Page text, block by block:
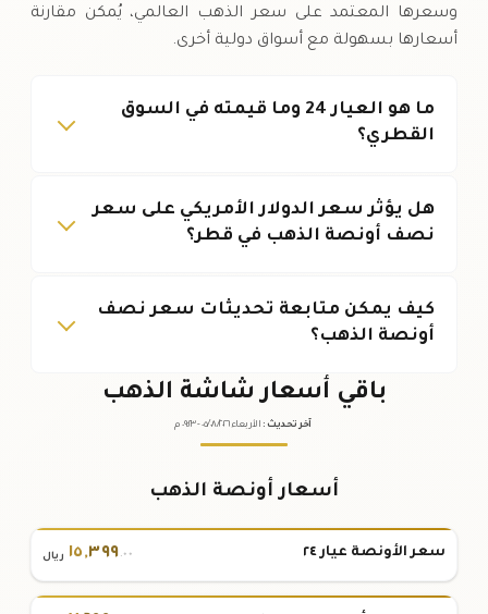
وسعرها المعتمد على سعر الذهب العالمي، يُمكن مقارنة
أسعارها بسهولة مع أسواق دولية أخرى.
ما هو العيار 24 وما قيمته في السوق
القطري؟
هل يؤثر سعر الدولار الأمريكي على سعر
نصف أونصة الذهب في قطر؟
كيف يمكن متابعة تحديثات سعر نصف
أونصة الذهب؟
باقي أسعار شاشة الذهب
آخر تحديث : الأربعاء ٠٥ /٠٨/٢٠٢٦ - ٠٩:٢٣م
أسعار أونصة الذهب
سعر الأونصة عيار ٢٤ ١٥,٣٩٩.٠٠ ريال